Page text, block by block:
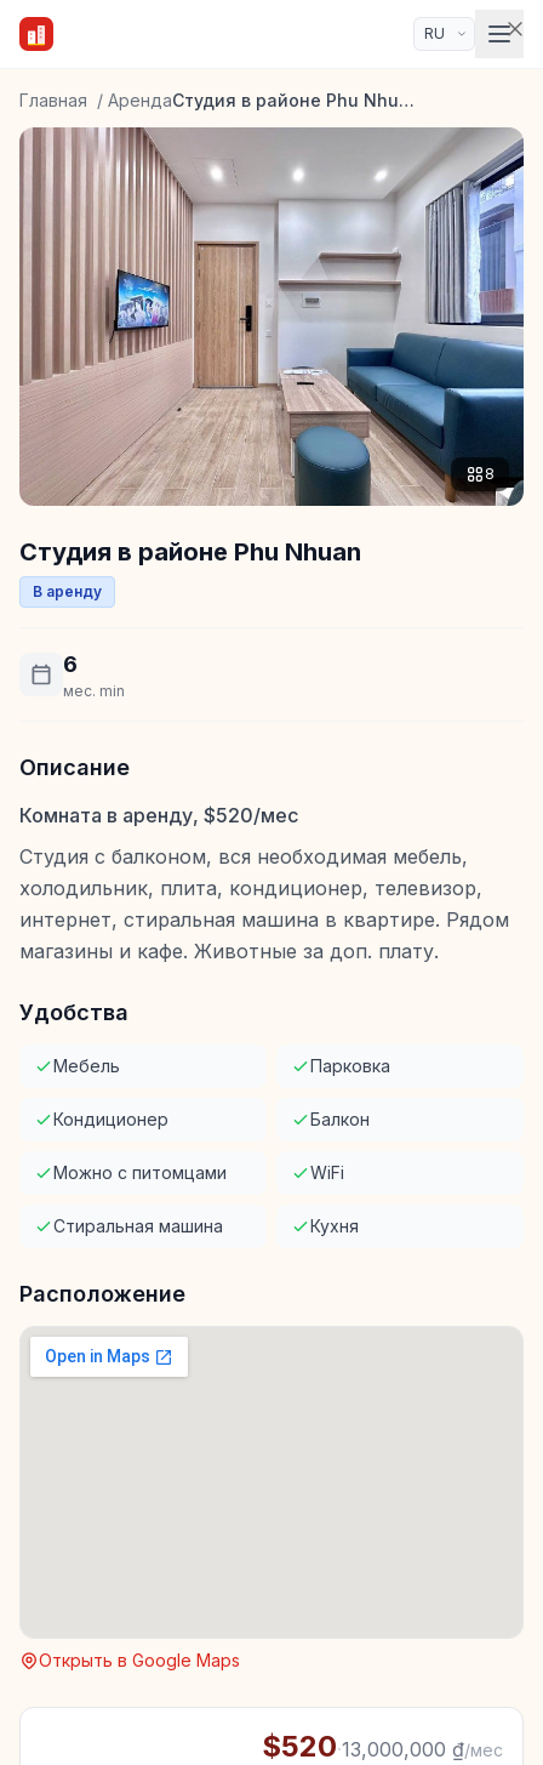
Главная / Аренда Студия в районе Phu Nhuan
8
Студия в районе Phu Nhuan
В аренду
6
мес. min
Описание
Комната в аренду, $520/мес
Студия с балконом, вся необходимая мебель,
холодильник, плита, кондиционер, телевизор,
интернет, стиральная машина в квартире. Рядом
магазины и кафе. Животные за доп. плату.
Удобства
Мебель Парковка
Кондиционер Балкон
Можно с питомцами WiFi
Стиральная машина Кухня
Расположение
Открыть в Google Maps
$520·13,000,000 ₫/мес